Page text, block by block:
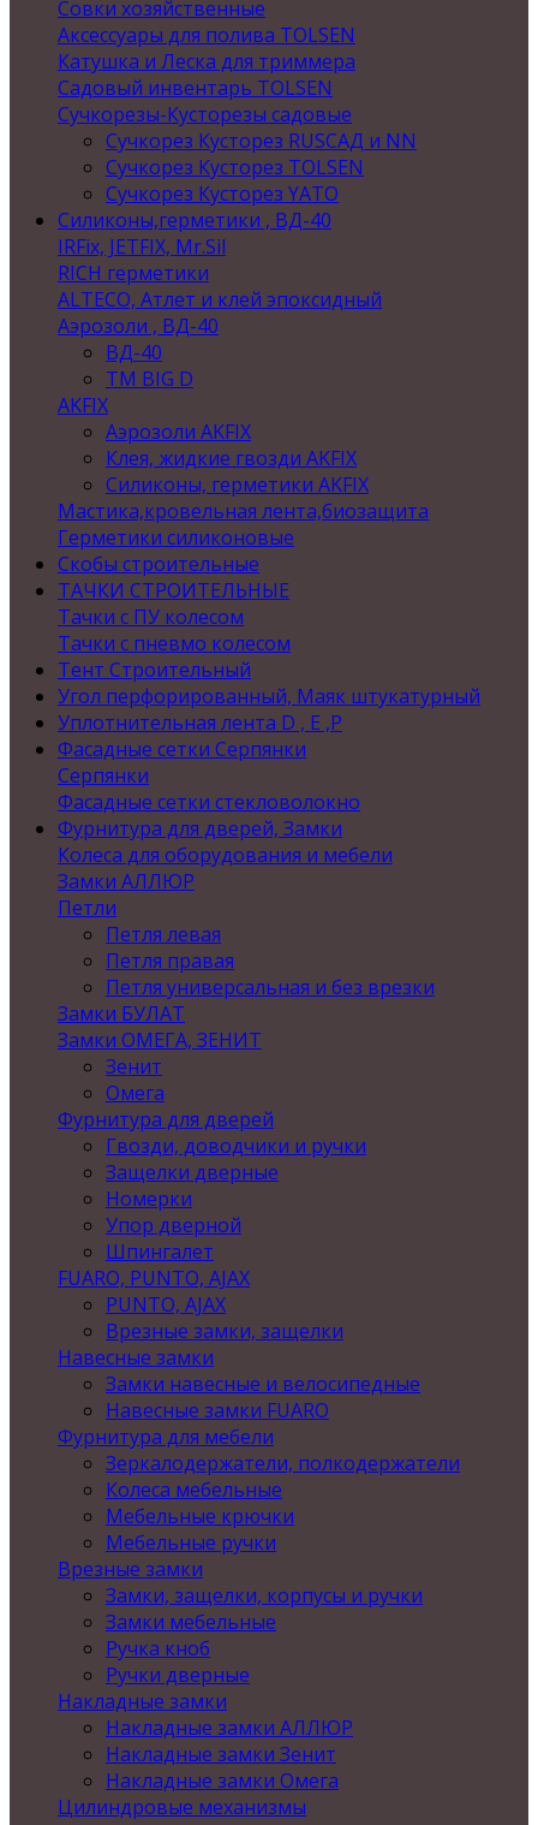
Совки хозяйственные
Аксессуары для полива TOLSEN
Катушка и Леска для триммера
Садовый инвентарь TOLSEN
Сучкорезы-Кусторезы садовые
Сучкорез Кусторез RUSСАД и NN
Сучкорез Кусторез TOLSEN
Сучкорез Кусторез YATO
Силиконы,герметики , ВД-40
IRFix, JETFIX, Mr.Sil
RICH герметики
ALTECO, Атлет и клей эпоксидный
Аэрозоли , ВД-40
ВД-40
TM BIG D
AKFIX
Аэрозоли AKFIX
Клея, жидкие гвозди AKFIX
Силиконы, герметики AKFIX
Мастика,кровельная лента,биозащита
Герметики силиконовые
Скобы строительные
ТАЧКИ СТРОИТЕЛЬНЫЕ
Тачки с ПУ колесом
Тачки с пневмо колесом
Тент Строительный
Угол перфорированный, Маяк штукатурный
Уплотнительная лента D , Е ,P
Фасадные сетки Серпянки
Серпянки
Фасадные сетки стекловолокно
Фурнитура для дверей, Замки
Колеса для оборудования и мебели
Замки АЛЛЮР
Петли
Петля левая
Петля правая
Петля универсальная и без врезки
Замки БУЛАТ
Замки ОМЕГА, ЗЕНИТ
Зенит
Омега
Фурнитура для дверей
Гвозди, доводчики и ручки
Защелки дверные
Номерки
Упор дверной
Шпингалет
FUARO, PUNTO, AJAX
PUNTO, AJAX
Врезные замки, защелки
Навесные замки
Замки навесные и велосипедные
Навесные замки FUARO
Фурнитура для мебели
Зеркалодержатели, полкодержатели
Колеса мебельные
Мебельные крючки
Мебельные ручки
Врезные замки
Замки, защелки, корпусы и ручки
Замки мебельные
Ручка кноб
Ручки дверные
Накладные замки
Накладные замки АЛЛЮР
Накладные замки Зенит
Накладные замки Омега
Цилиндровые механизмы